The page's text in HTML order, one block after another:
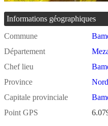
Informations géographiques
Commune
Département
Chef lieu
Province
Capitale provinciale
Point GPS